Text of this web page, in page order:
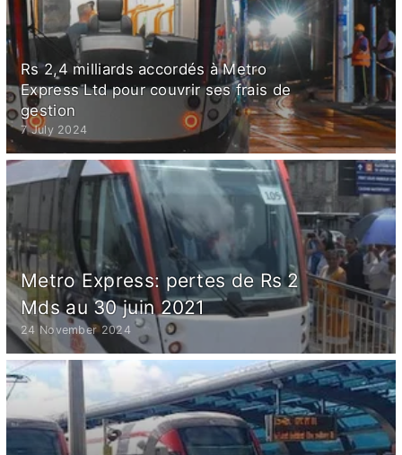
Rs 2,4 milliards accordés à Metro
Express Ltd pour couvrir ses frais de
gestion
7 July 2024
Metro Express: pertes de Rs 2
Mds au 30 juin 2021
24 November 2024